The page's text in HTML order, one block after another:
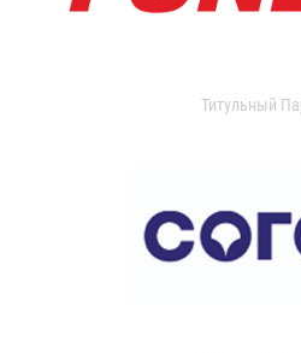
Титульный